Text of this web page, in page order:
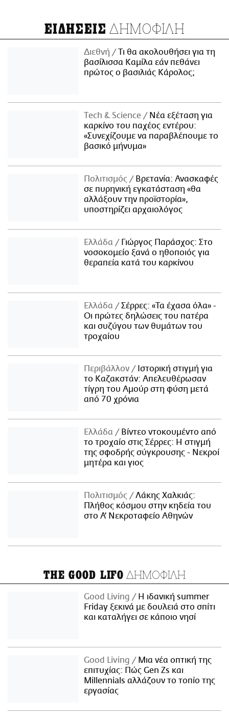
ΕΙΔΗΣΕΙΣ ΔΗΜΟΦΙΛΗ
Διεθνή
Τι θα ακολουθήσει για τη
βασίλισσα Καμίλα εάν πεθάνει
πρώτος ο βασιλιάς Κάρολος;
Τech & Science
Νέα εξέταση για
καρκίνο του παχέος εντέρου:
«Συνεχίζουμε να παραβλέπουμε το
βασικό μήνυμα»
Πολιτισμός
Βρετανία: Ανασκαφές
σε πυρηνική εγκατάσταση «θα
αλλάξουν την προϊστορία»,
υποστηρίζει αρχαιολόγος
Ελλάδα
Γιώργος Παράσχος: Στο
νοσοκομείο ξανά ο ηθοποιός για
θεραπεία κατά του καρκίνου
Ελλάδα
Σέρρες: «Τα έχασα όλα» -
Οι πρώτες δηλώσεις του πατέρα
και συζύγου των θυμάτων του
τροχαίου
Περιβάλλον
Ιστορική στιγμή για
το Καζακστάν: Απελευθέρωσαν
τίγρη του Αμούρ στη φύση μετά
από 70 χρόνια
Ελλάδα
Βίντεο ντοκουμέντο από
το τροχαίο στις Σέρρες: Η στιγμή
της σφοδρής σύγκρουσης - Νεκροί
μητέρα και γιος
Πολιτισμός
Λάκης Χαλκιάς:
Πλήθος κόσμου στην κηδεία του
στο Α' Νεκροταφείο Αθηνών
THE GOOD LIFO ΔΗΜΟΦΙΛΗ
Good Living
Η ιδανική summer
Friday ξεκινά με δουλειά στο σπίτι
και καταλήγει σε κάποιο νησί
Good Living
Μια νέα οπτική της
επιτυχίας: Πώς Gen Zs και
Millennials αλλάζουν το τοπίο της
εργασίας